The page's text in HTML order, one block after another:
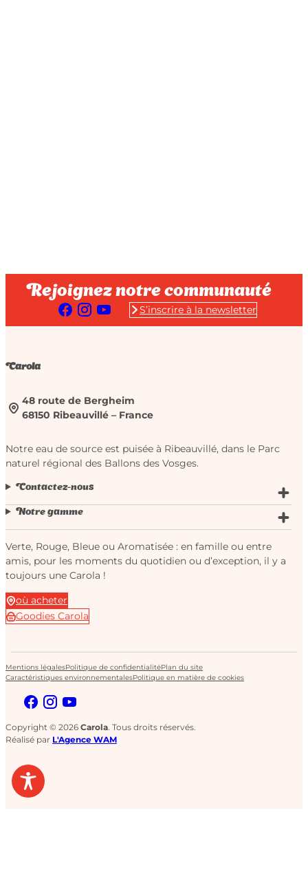
Rejoignez notre communauté
S’inscrire à la newsletter
Carola
48 route de Bergheim
68150 Ribeauvillé – France
Notre eau de source est puisée à Ribeauvillé, dans le Parc
naturel régional des Ballons des Vosges.
Contactez-nous
Notre gamme
Verte, Rouge, Bleue ou Aromatisée : en famille ou entre
amis, pour les moments du quotidien ou d’exception, il y a
toujours une Carola !
où acheter
Goodies Carola
Mentions légalesPolitique de confidentialitéPlan du site
Caractéristiques environnementalesPolitique en matière de cookies
Copyright © 2026 Carola. Tous droits réservés.
Réalisé par L'Agence WAM